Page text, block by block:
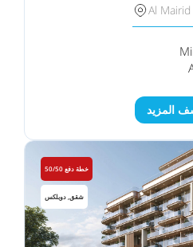
Al
المزيد
خطة دفع 50/50
شقق, دوبلكس